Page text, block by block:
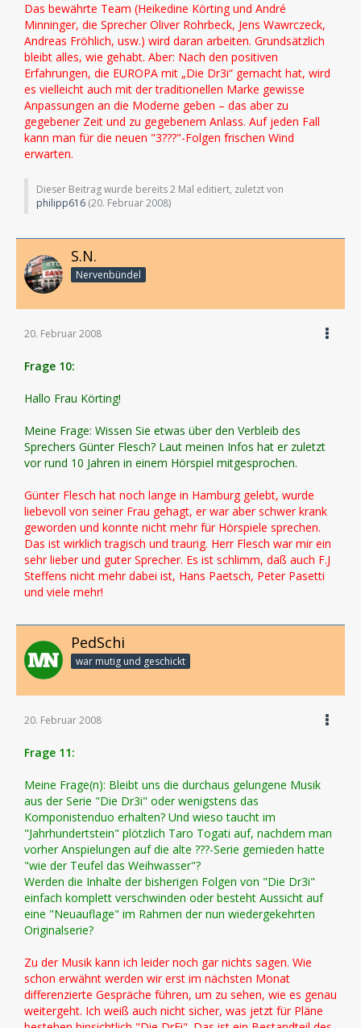
Das bewährte Team (Heikedine Körting und André
Minninger, die Sprecher Oliver Rohrbeck, Jens Wawrczeck,
Andreas Fröhlich, usw.) wird daran arbeiten. Grundsätzlich
bleibt alles, wie gehabt. Aber: Nach den positiven
Erfahrungen, die EUROPA mit „Die Dr3i“ gemacht hat, wird
es vielleicht auch mit der traditionellen Marke gewisse
Anpassungen an die Moderne geben – das aber zu
gegebener Zeit und zu gegebenem Anlass. Auf jeden Fall
kann man für die neuen "3???"-Folgen frischen Wind
erwarten.
Dieser Beitrag wurde bereits 2 Mal editiert, zuletzt von
philipp616 (20. Februar 2008)
S.N.
Nervenbündel
20. Februar 2008
Frage 10:
Hallo Frau Körting!
Meine Frage: Wissen Sie etwas über den Verbleib des
Sprechers Günter Flesch? Laut meinen Infos hat er zuletzt
vor rund 10 Jahren in einem Hörspiel mitgesprochen.
Günter Flesch hat noch lange in Hamburg gelebt, wurde
liebevoll von seiner Frau gehagt, er war aber schwer krank
geworden und konnte nicht mehr für Hörspiele sprechen.
Das ist wirklich tragisch und traurig. Herr Flesch war mir ein
sehr lieber und guter Sprecher. Es ist schlimm, daß auch F.J
Steffens nicht mehr dabei ist, Hans Paetsch, Peter Pasetti
und viele mehr!
PedSchi
war mutig und geschickt
20. Februar 2008
Frage 11:
Meine Frage(n): Bleibt uns die durchaus gelungene Musik
aus der Serie "Die Dr3i" oder wenigstens das
Komponistenduo erhalten? Und wieso taucht im
"Jahrhundertstein" plötzlich Taro Togati auf, nachdem man
vorher Anspielungen auf die alte ???-Serie gemieden hatte
"wie der Teufel das Weihwasser"?
Werden die Inhalte der bisherigen Folgen von "Die Dr3i"
einfach komplett verschwinden oder besteht Aussicht auf
eine "Neuauflage" im Rahmen der nun wiedergekehrten
Originalserie?
Zu der Musik kann ich leider noch gar nichts sagen. Wie
schon erwähnt werden wir erst im nächsten Monat
differenzierte Gespräche führen, um zu sehen, wie es genau
weitergeht. Ich weiß auch nicht sicher, was jetzt für Pläne